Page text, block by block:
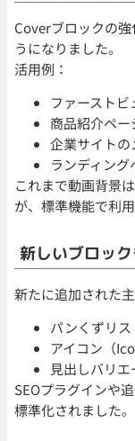
Coverブロックの
うになりました。
活用例：
ファースト
商品紹介ペー
企業サイトの
ランディング
これまで動画背景
が、標準機能で利
新しいブロッ
新たに追加された
パンくずリス
アイコン（
見出しバリエ
SEOプラグインや
標準化されました。